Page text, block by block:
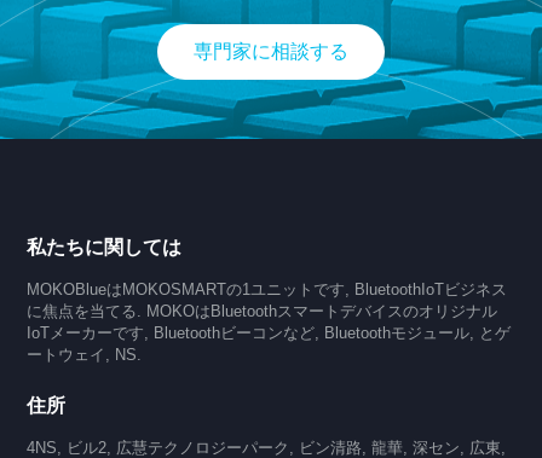
専門家に相談する
私たちに関しては
MOKOBlueはMOKOSMARTの1ユニットです, BluetoothIoTビジネス
に焦点を当てる. MOKOはBluetoothスマートデバイスのオリジナル
IoTメーカーです, Bluetoothビーコンなど, Bluetoothモジュール, とゲ
ートウェイ, NS.
住所
4NS, ビル2, 広慧テクノロジーパーク, ビン清路, 龍華, 深セン, 広東,